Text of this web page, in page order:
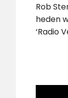
Rob
heden
‘Radio